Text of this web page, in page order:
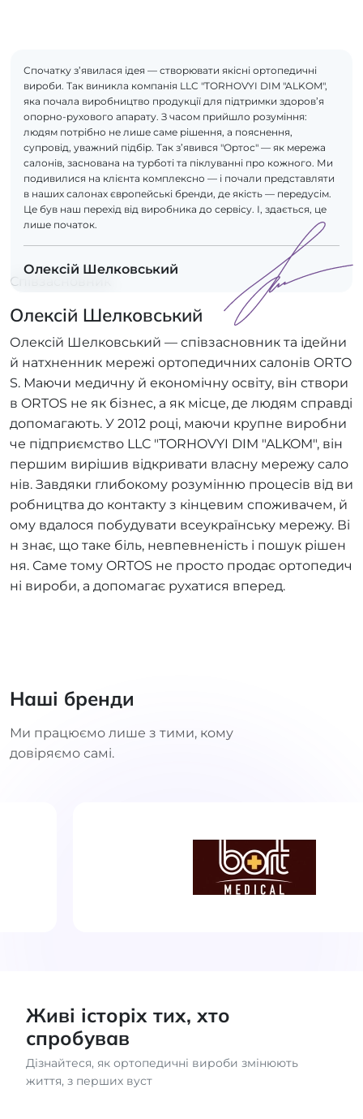
Спочатку з’явилася ідея — створювати якісні ортопедичні
вироби. Так виникла компанія LLC "TORHOVYI DIM "ALKOM",
яка почала виробництво продукції для підтримки здоров’я
опорно-рухового апарату. З часом прийшло розуміння:
людям потрібно не лише саме рішення, а пояснення,
супровід, уважний підбір. Так з’явився "Ортос" — як мережа
салонів, заснована на турботі та піклуванні про кожного. Ми
подивилися на клієнта комплексно — і почали представляти
в наших салонах європейські бренди, де якість — передусім.
Це був наш перехід від виробника до сервісу. І, здається, це
лише початок.
Олексій Шелковський
Співзасновник
Олексій Шелковський
Олексій Шелковський — співзасновник та ідейни
й натхненник мережі ортопедичних салонів ORTO
S. Маючи медичну й економічну освіту, він створи
в ORTOS не як бізнес, а як місце, де людям справді
допомагають. У 2012 році, маючи крупне виробни
че підприємство LLC "TORHOVYI DIM "ALKOM", він
першим вирішив відкривати власну мережу сало
нів. Завдяки глибокому розумінню процесів від ви
робництва до контакту з кінцевим споживачем, й
ому вдалося побудувати всеукраїнську мережу. Ві
н знає, що таке біль, невпевненість і пошук рішен
ня. Саме тому ORTOS не просто продає ортопедич
ні вироби, а допомагає рухатися вперед.
Наші бренди
Ми працюємо лише з тими, кому
довіряємо самі.
Живі історіх тих, хто
спробував
Дізнайтеся, як ортопедичні вироби змінюють
життя, з перших вуст